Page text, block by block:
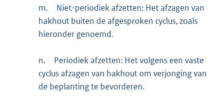
m.
Niet-periodiek afzetten: Het afzagen van
hakhout buiten de afgesproken cyclus, zoals
hieronder genoemd.
n.
Periodiek afzetten: Het volgens een vaste
cyclus afzagen van hakhout om verjonging van
de beplanting te bevorderen.